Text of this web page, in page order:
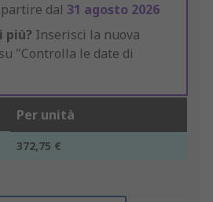
dal 31 agosto 2026
più? Inserisci la nuova
"Controlla le date di
Per unità
372,75 €